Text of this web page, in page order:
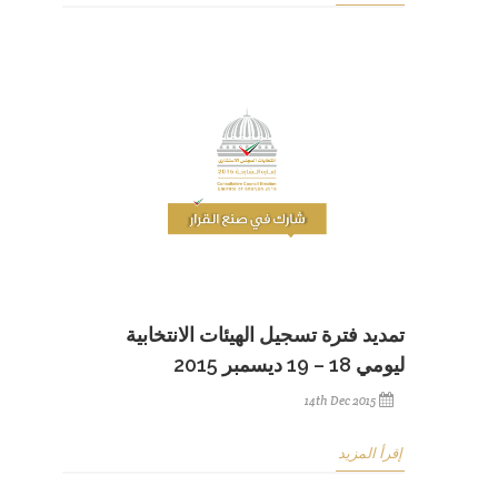
تمديد فترة تسجيل الهيئات الانتخابية
ليومي 18 – 19 ديسمبر 2015
14th Dec 2015
إقرأ المزيد